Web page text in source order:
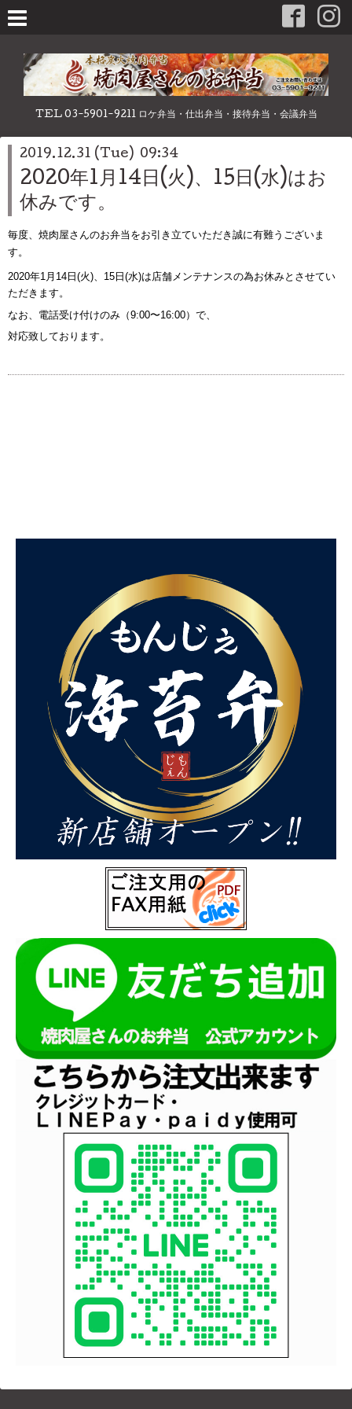
TEL 03-5901-9211 ロケ弁当・仕出弁当・接待弁当・会議弁当
2019.12.31 (Tue) 09:34
2020年1月14日(火)、15日(水)はお
休みです。
毎度、焼肉屋さんのお弁当をお引き立ていただき誠に有難うございま
す。
2020年1月14日(火)、15日(水)は店舗メンテナンスの為お休みとさせてい
ただきます。
なお、電話受け付けのみ（9:00〜16:00）で、
対応致しております。